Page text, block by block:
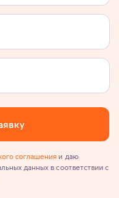
соглашения и даю
данных в соответствии с